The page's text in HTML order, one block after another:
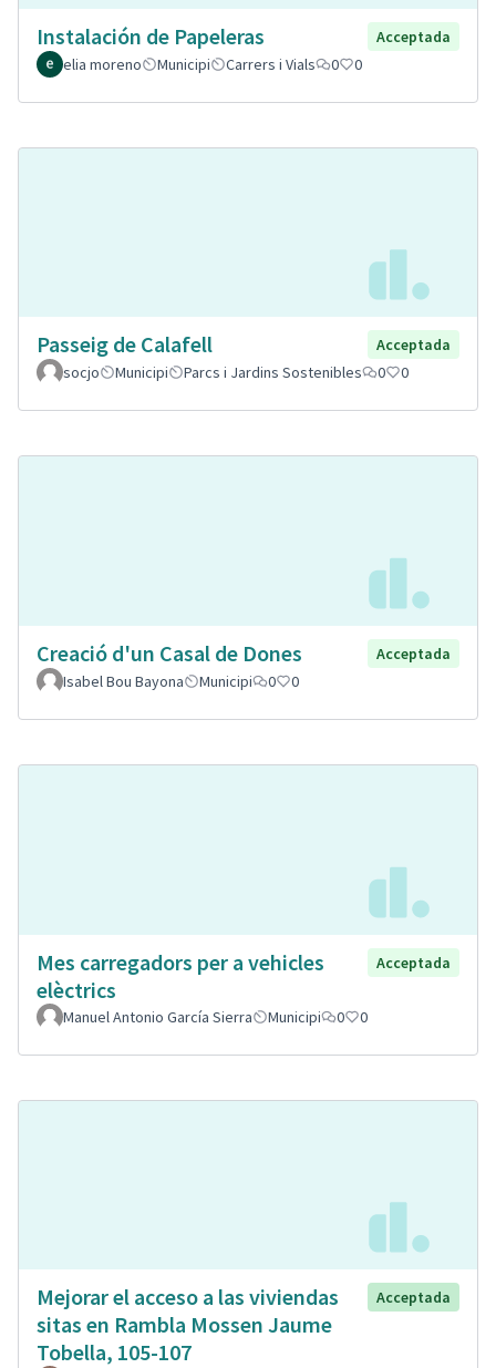
Instalación de Papeleras
Acceptada
elia moreno
Municipi Carrers i Vials 0 0
Passeig de Calafell
Acceptada
socjo
Municipi Parcs i Jardins Sostenibles 0 0
Creació d'un Casal de Dones
Acceptada
Isabel Bou Bayona
Municipi 0 0
Mes carregadors per a vehicles
elèctrics
Acceptada
Manuel Antonio García Sierra Municipi 0 0
Mejorar el acceso a las viviendas
sitas en Rambla Mossen Jaume
Tobella, 105-107
Acceptada